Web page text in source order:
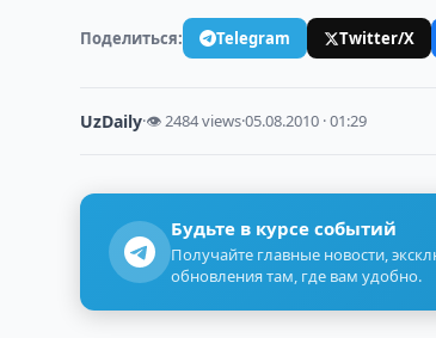
Поделиться: Telegram Twitter/X
UzDaily·👁 2484 views·05.08.2010 · 01:29
Будьте в курсе событий
Получайте главные новости,
обновления там, где вам удобно.